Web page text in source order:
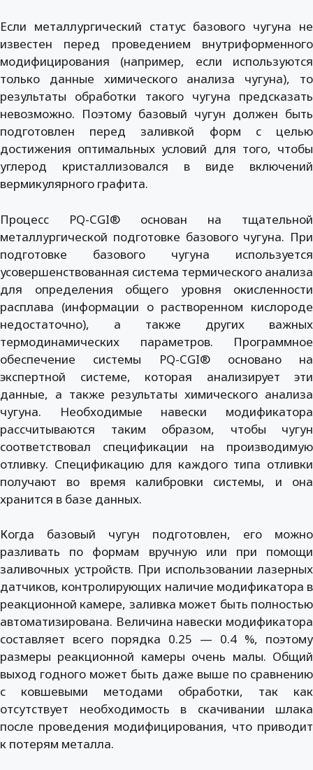
Если металлургический статус базового чугуна не
известен перед проведением внутриформенного
модифицирования (например, если используются
только данные химического анализа чугуна), то
результаты обработки такого чугуна предсказать
невозможно. Поэтому базовый чугун должен быть
подготовлен перед заливкой форм с целью
достижения оптимальных условий для того, чтобы
углерод кристаллизовался в виде включений
вермикулярного графита.
Процесс PQ-CGI® основан на тщательной
металлургической подготовке базового чугуна. При
подготовке базового чугуна используется
усовершенствованная система термического анализа
для определения общего уровня окисленности
расплава (информации о растворенном кислороде
недостаточно), а также других важных
термодинамических параметров. Программное
обеспечение системы PQ-CGI® основано на
экспертной системе, которая анализирует эти
данные, а также результаты химического анализа
чугуна. Необходимые навески модификатора
рассчитываются таким образом, чтобы чугун
соответствовал спецификации на производимую
отливку. Спецификацию для каждого типа отливки
получают во время калибровки системы, и она
хранится в базе данных.
Когда базовый чугун подготовлен, его можно
разливать по формам вручную или при помощи
заливочных устройств. При использовании лазерных
датчиков, контролирующих наличие модификатора в
реакционной камере, заливка может быть полностью
автоматизирована. Величина навески модификатора
составляет всего порядка 0.25 — 0.4 %, поэтому
размеры реакционной камеры очень малы. Общий
выход годного может быть даже выше по сравнению
с ковшевыми методами обработки, так как
отсутствует необходимость в скачивании шлака
после проведения модифицирования, что приводит
к потерям металла.